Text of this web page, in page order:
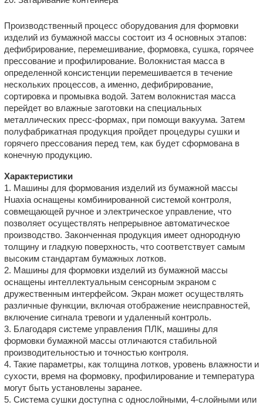
Производственный процесс оборудования для формовки
изделий из бумажной массы состоит из 4 основных этапов:
дефибрирование, перемешивание, формовка, сушка, горячее
прессование и профилирование. Волокнистая масса в
определенной консистенции перемешивается в течение
нескольких процессов, а именно, дефибрирование,
сортировка и промывка водой. Затем волокнистая масса
перейдет во влажные заготовки на специальных
металлических пресс-формах, при помощи вакуума. Затем
полуфабрикатная продукция пройдет процедуры сушки и
горячего прессования перед тем, как будет сформована в
конечную продукцию.
Характеристики
1. Машины для формования изделий из бумажной массы
Huaxia оснащены комбинированной системой контроля,
совмещающей ручное и электрическое управление, что
позволяет осуществлять непрерывное автоматическое
производство. Законченная продукция имеет однородную
толщину и гладкую поверхность, что соответствует самым
высоким стандартам бумажных лотков.
2. Машины для формовки изделий из бумажной массы
оснащены интеллектуальным сенсорным экраном с
дружественным интерфейсом. Экран может осуществлять
различные функции, включая отображение неисправностей,
включение сигнала тревоги и удаленный контроль.
3. Благодаря системе управления ПЛК, машины для
формовки бумажной массы отличаются стабильной
производительностью и точностью контроля.
4. Такие параметры, как толщина лотков, уровень влажности и
сухости, время на формовку, профилирование и температура
могут быть установлены заранее.
5. Система сушки доступна с однослойными, 4-слойными или